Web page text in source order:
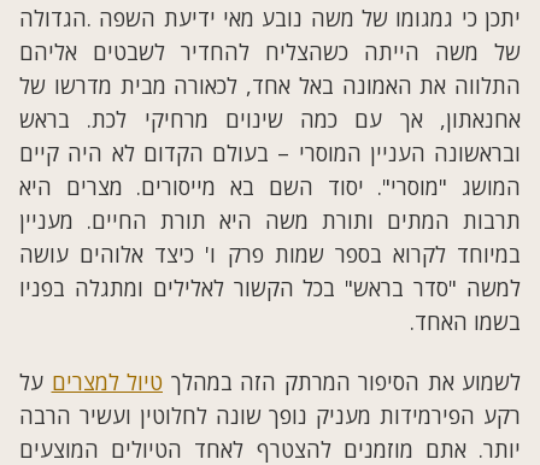
יתכן כי גמגומו של משה נובע מאי ידיעת השפה .הגדולה
של משה הייתה כשהצליח להחדיר לשבטים אליהם
התלווה את האמונה באל אחד, לכאורה מבית מדרשו של
אחנאתון, אך עם כמה שינוים מרחיקי לכת. בראש
ובראשונה העניין המוסרי – בעולם הקדום לא היה קיים
המושג "מוסרי". יסוד השם בא מייסורים. מצרים היא
תרבות המתים ותורת משה היא תורת החיים. מעניין
במיוחד לקרוא בספר שמות פרק ו' כיצד אלוהים עושה
למשה "סדר בראש" בכל הקשור לאלילים ומתגלה בפניו
בשמו האחד.
לשמוע את הסיפור המרתק הזה במהלך טיול למצרים על
רקע הפירמידות מעניק נופך שונה לחלוטין ועשיר הרבה
יותר. אתם מוזמנים להצטרף לאחד הטיולים המוצעים